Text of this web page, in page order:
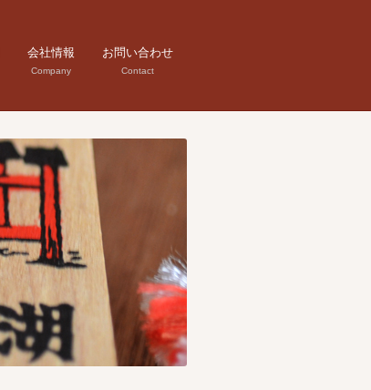
会社情報
Company
お問い合わせ
Contact